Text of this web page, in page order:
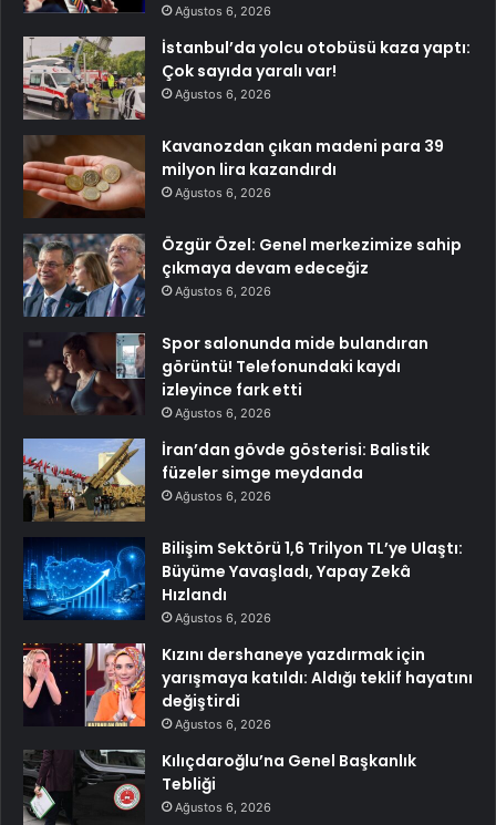
Ağustos 6, 2026
İstanbul’da yolcu otobüsü kaza yaptı:
Çok sayıda yaralı var!
Ağustos 6, 2026
Kavanozdan çıkan madeni para 39
milyon lira kazandırdı
Ağustos 6, 2026
Özgür Özel: Genel merkezimize sahip
çıkmaya devam edeceğiz
Ağustos 6, 2026
Spor salonunda mide bulandıran
görüntü! Telefonundaki kaydı
izleyince fark etti
Ağustos 6, 2026
İran’dan gövde gösterisi: Balistik
füzeler simge meydanda
Ağustos 6, 2026
Bilişim Sektörü 1,6 Trilyon TL’ye Ulaştı:
Büyüme Yavaşladı, Yapay Zekâ
Hızlandı
Ağustos 6, 2026
Kızını dershaneye yazdırmak için
yarışmaya katıldı: Aldığı teklif hayatını
değiştirdi
Ağustos 6, 2026
Kılıçdaroğlu’na Genel Başkanlık
Tebliği
Ağustos 6, 2026